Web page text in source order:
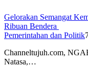
Gelorakan Semangat
Ribuan Bendera
Pemerintahan dan Politik
Channeltujuh.com,
Natasa,…